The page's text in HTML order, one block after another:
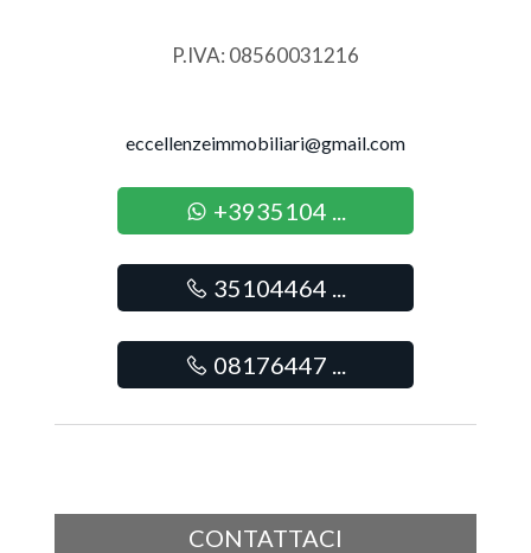
P.IVA: 08560031216
eccellenzeimmobiliari@gmail.com
+3935104 ...
35104464 ...
08176447 ...
CONTATTACI
Ascensore
Nuova costruzione